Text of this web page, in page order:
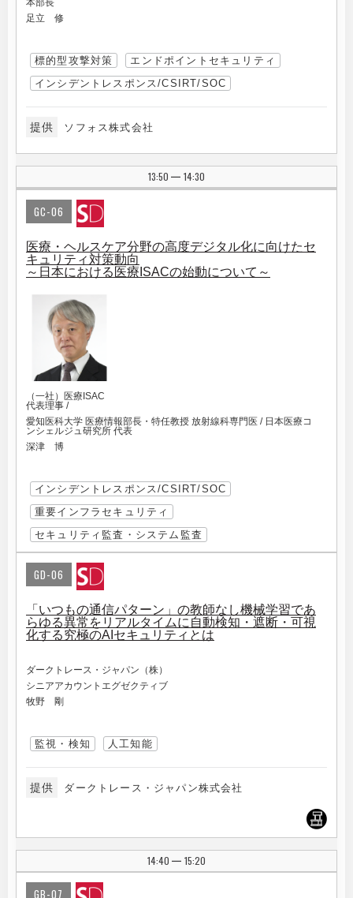
本部長
足立 修
標的型攻撃対策
エンドポイントセキュリティ
インシデントレスポンス/CSIRT/SOC
提供 ソフォス株式会社
13:50 | 14:30
GC-06
医療・ヘルスケア分野の高度デジタル化に向けたセ
キュリティ対策動向
～日本における医療ISACの始動について～
（一社）医療ISAC
代表理事 /
愛知医科大学 医療情報部長・特任教授 放射線科専門医 / 日本医療コ
ンシェルジュ研究所 代表
深津 博
インシデントレスポンス/CSIRT/SOC
重要インフラセキュリティ
セキュリティ監査・システム監査
GD-06
「いつもの通信パターン」の教師なし機械学習であ
らゆる異常をリアルタイムに自動検知・遮断・可視
化する究極のAIセキュリティとは
ダークトレース・ジャパン（株）
シニアアカウントエグゼクティブ
牧野 剛
監視・検知 人工知能
提供 ダークトレース・ジャパン株式会社
14:40 | 15:20
GB-07